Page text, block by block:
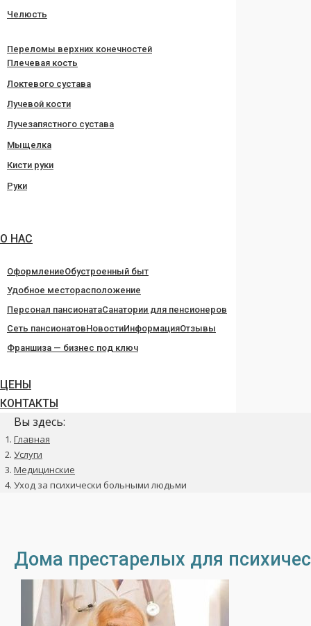
Челюсть
Переломы верхних конечностей
Плечевая кость
Локтевого сустава
Лучевой кости
Лучезапястного сустава
Мыщелка
Кисти руки
Руки
О НАС
ОформлениеОбустроенный быт
Удобное месторасположение
Персонал пансионатаСанатории для пенсионеров
Сеть пансионатовНовостиИнформацияОтзывы
Франшиза — бизнес под ключ
ЦЕНЫ
КОНТАКТЫ
Вы здесь:
Главная
Услуги
Медицинские
Уход за психически больными людьми
Дома престарелых для